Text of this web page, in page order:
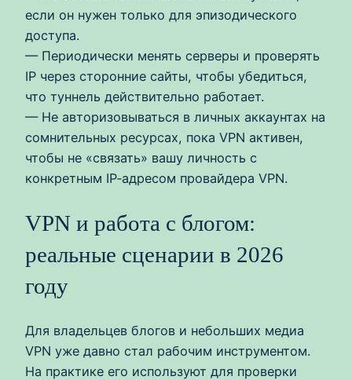
если он нужен только для эпизодического
доступа.
— Периодически менять серверы и проверять
IP через сторонние сайты, чтобы убедиться,
что туннель действительно работает.
— Не авторизовываться в личных аккаунтах на
сомнительных ресурсах, пока VPN активен,
чтобы не «связать» вашу личность с
конкретным IP‑адресом провайдера VPN.
VPN и работа с блогом:
реальные сценарии в 2026
году
Для владельцев блогов и небольших медиа
VPN уже давно стал рабочим инструментом.
На практике его используют для проверки